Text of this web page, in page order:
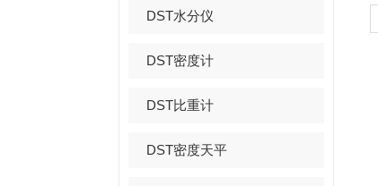
DST水分仪
DST密度计
DST比重计
DST密度天平